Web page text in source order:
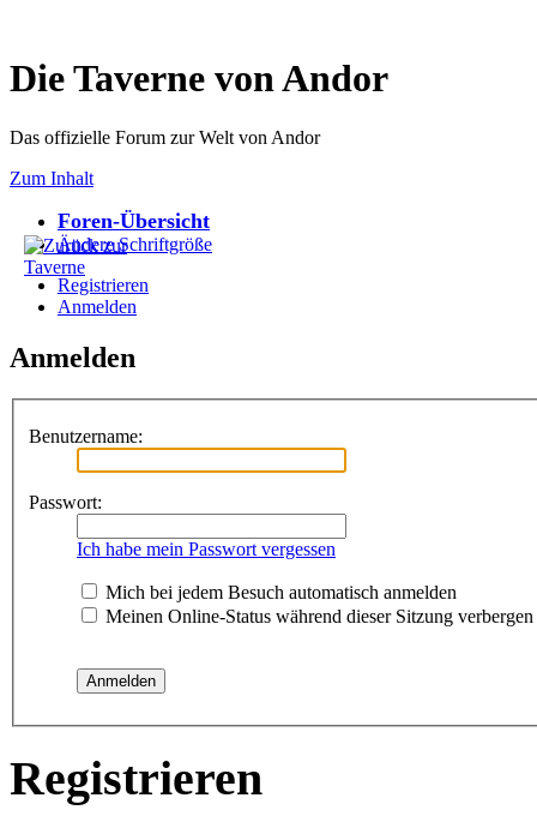
Die Taverne von Andor
Das offizielle Forum zur Welt von Andor
Zum Inhalt
Foren-Übersicht
Ändere Schriftgröße
Registrieren
Anmelden
Anmelden
Benutzername:
Passwort:
Ich habe mein Passwort vergessen
Mich bei jedem Besuch automatisch anmelden
Meinen Online-Status während dieser Sitzung verbergen
Registrieren